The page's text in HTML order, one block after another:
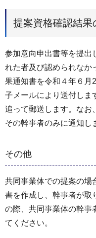
提案資格確認結果
参加意向申出書等を提出
れた者及び認められなか
果通知書を令和４年６月
子メールにより送付しま
追って郵送します。なお
その幹事者のみに通知し
その他
共同事業体での提案の場
書を作成し、幹事者が取
の際、共同事業体の幹事
てください。